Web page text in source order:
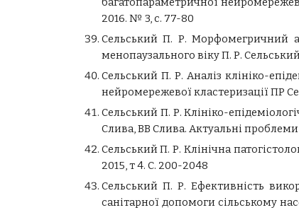
2016. № 3, с. 77-80
Сельський П. Р. Морфомегричний
менопаузального віку П. Р.
Сельський П. Р. Аналіз клініко-
нейромережевої кластеризації ПР
Сельський П. Р. Клініко-
Слива, ВВ Слива. Актуальні
Сельський П. Р. Клінічна
2015, т 4. С. 200-2048
Сельський П. Р. Ефективність
санітарної допомоги сільському